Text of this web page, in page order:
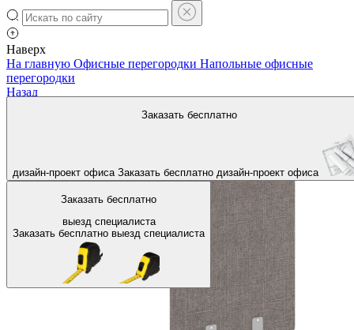
Наверх
Заказать бесплатно
дизайн-проект офиса Заказать бесплатно дизайн-проект офиса
Заказать бесплатно
выезд специалиста
Заказать бесплатно выезд специалиста
На главную Офисные перегородки Напольные офисные
перегородки
Назад